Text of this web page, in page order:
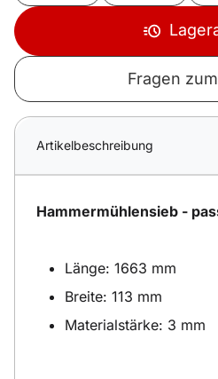
Fragen
Artikelbeschreibung
Hammermühlensieb -
Länge: 1663 mm
Breite: 113 mm
Materialstärke: 3 mm